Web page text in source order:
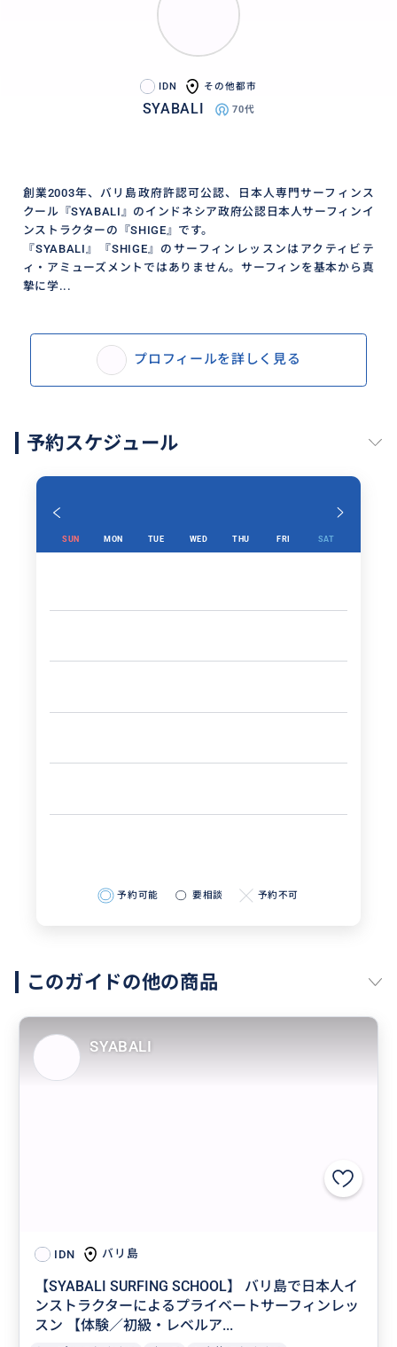
全く初めての未経験者に対するサーフィンレッスン
IDN その他都市
SYABALI 70代
創業2003年、バリ島政府許認可公認、日本人専門サーフィンス
クール『SYABALI』のインドネシア政府公認日本人サーフィンイ
ンストラクターの『SHIGE』です。
『SYABALI』『SHIGE』のサーフィンレッスンはアクティビテ
ィ・アミューズメントではありません。サーフィンを基本から真
摯に学...
プロフィールを詳しく見る
予約スケジュール
SUN MON TUE WED THU FRI SAT
予約可能 要相談 予約不可
このガイドの他の商品
IDN バリ島
【SYABALI SURFING SCHOOL】 バリ島で日本人イ
ンストラクターによるプライベートサーフィンレッ
スン 【体験／初級・レベルア...
SYABALI